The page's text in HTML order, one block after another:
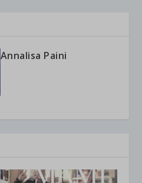
Annalisa Paini